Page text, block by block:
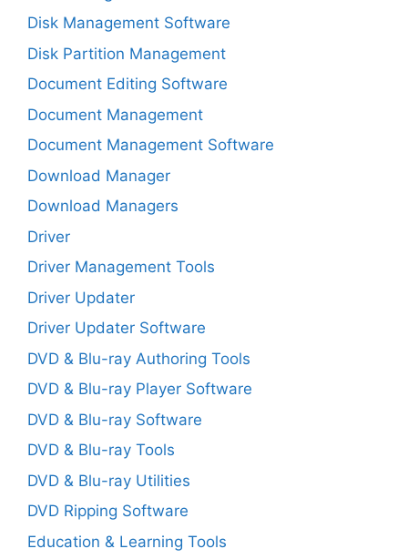
Disk Management Software
Disk Partition Management
Document Editing Software
Document Management
Document Management Software
Download Manager
Download Managers
Driver
Driver Management Tools
Driver Updater
Driver Updater Software
DVD & Blu-ray Authoring Tools
DVD & Blu-ray Player Software
DVD & Blu-ray Software
DVD & Blu-ray Tools
DVD & Blu-ray Utilities
DVD Ripping Software
Education & Learning Tools